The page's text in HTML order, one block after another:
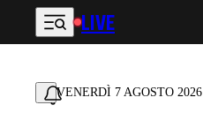
Vai al contenuto principale
LIVE
VENERDÌ 7 AGOSTO 2026